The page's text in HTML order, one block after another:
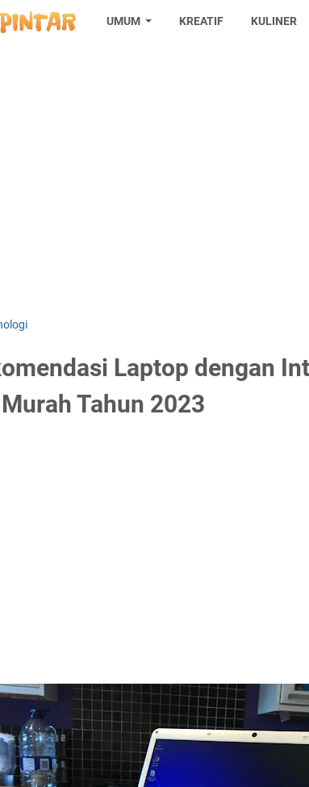
UMUM KREATIF KULINER
Laptop dengan
Tahun 2023